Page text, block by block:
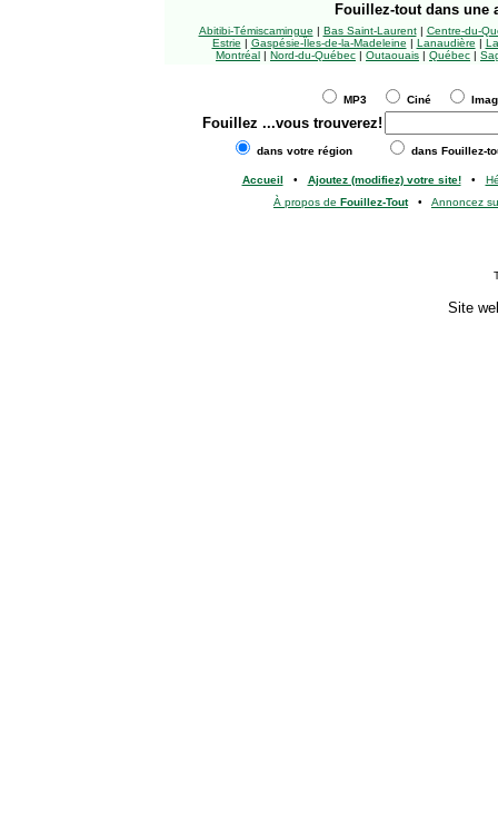
Fouillez-tout dans une
Abitibi-Témiscamingue | Bas Saint-Laurent| Centre-du-
Estrie | Gaspésie-Îles-de-la-Madeleine | Lanaudière |
Montréal | Nord-du-Québec | Outaouais | Québec |
MP3 Ciné
Fouillez ...vous trouverez!
dans votre région dans Fouillez-
Accueil • Ajoutez (modifiez) votre site!•
À propos de Fouillez-Tout• Annoncez
Site